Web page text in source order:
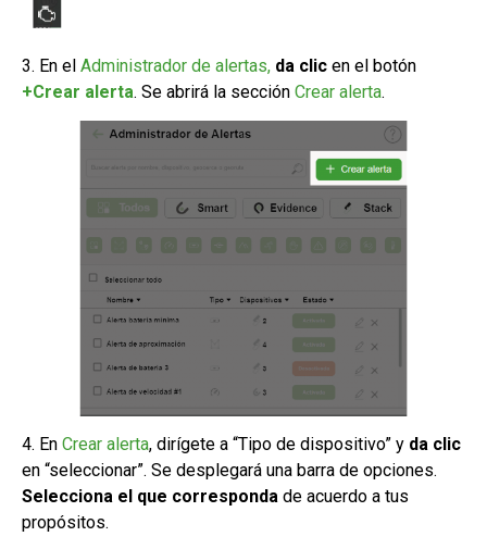
3. En el Administrador de alertas, da clic en el botón
+Crear alerta. Se abrirá la sección Crear alerta.
4. En Crear alerta, dirígete a “Tipo de dispositivo” y da clic
en “seleccionar”. Se desplegará una barra de opciones.
Selecciona el que corresponda de acuerdo a tus
propósitos.